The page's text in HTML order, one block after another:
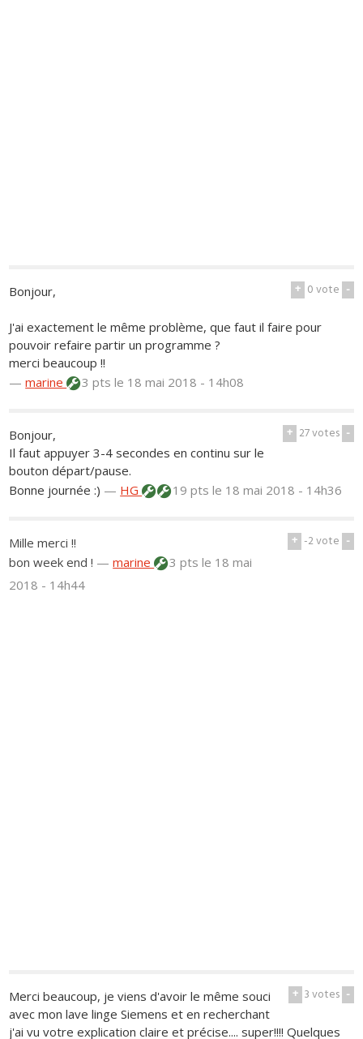
+ 0vote -
Bonjour,
J'ai exactement le même problème, que faut il faire pour
pouvoir refaire partir un programme ?
merci beaucoup !!
—marine 3 ptsle 18 mai 2018 - 14h08
+ 27votes -
Bonjour,
Il faut appuyer 3-4 secondes en continu sur le
bouton départ/pause.
Bonne journée :) — HG 19 ptsle 18 mai 2018 - 14h36
+ -2vote -
Mille merci !!
bon week end ! —marine 3 ptsle 18 mai
2018 - 14h44
+ 3votes -
Merci beaucoup, je viens d'avoir le même souci
avec mon lave linge Siemens et en recherchant
j'ai vu votre explication claire et précise.... super!!!! Quelques